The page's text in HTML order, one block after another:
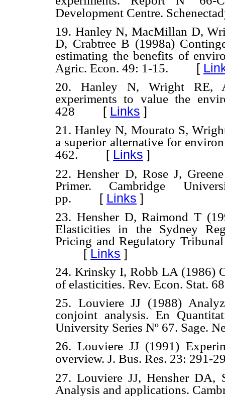
Development Centre.
19. Hanley N, MacMillan D,
D, Crabtree B (1998a)
estimating the benefits of
Agric. Econ. 49: 1-15. [
20. Hanley N, Wright RE,
experiments to value the
428 [ Links ]
21. Hanley N, Mourato S,
a superior alternative for
462. [ Links ]
22. Hensher D, Rose J,
Primer. Cambridge
pp. [ Links ]
23. Hensher D, Raimond T
Elasticities in the Sydney
Pricing and Regulatory
[ Links ]
24. Krinsky I, Robb LA (1986)
of elasticities. Rev. Econ. Stat.
25. Louviere JJ (1988)
conjoint analysis. En
University Series Nº 67. Sage.
26. Louviere JJ (1991)
overview. J. Bus. Res. 23: 291-
27. Louviere JJ, Hensher DA,
Analysis and applications.